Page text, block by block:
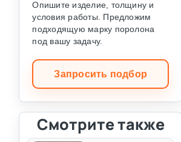
Опишите изделие, толщину и
условия работы. Предложим
подходящую марку поролона
под вашу задачу.
Запросить подбор
Смотрите также